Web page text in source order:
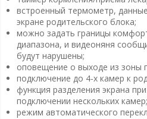
встроенный термометр,
экране родительского блока;
можно задать границы
диапазона, и видеоняня
будут нарушены;
оповещение о выходе из зоны
подключение до 4-х камер к
функция разделения экрана
подключении нескольких камер;
режим автоматического